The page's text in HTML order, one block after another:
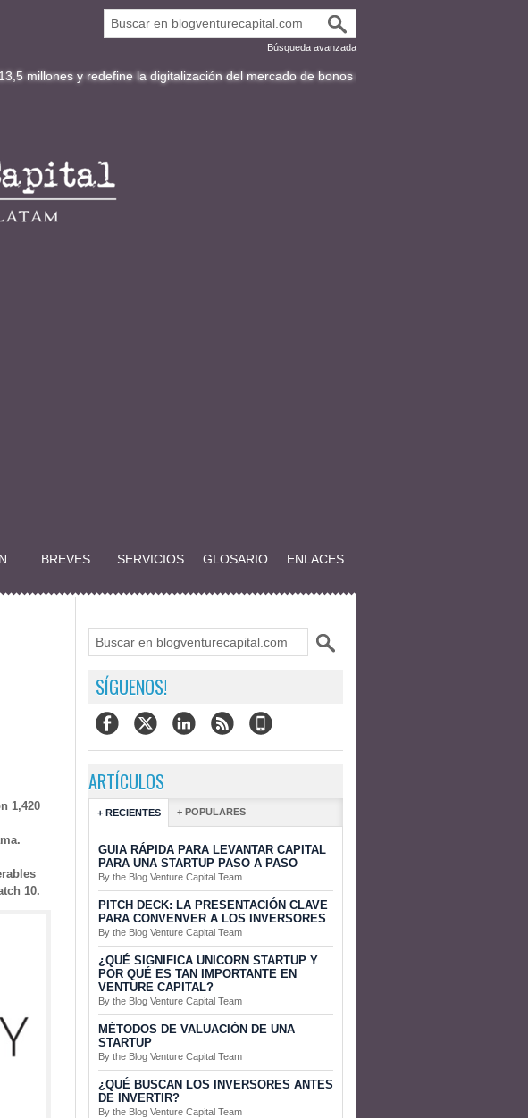
Búsqueda avanzada
redefine la digitalización del mercado de bonos en Latinoamérica
BREVES SERVICIOS GLOSARIO ENLACES
1,420
10.
SÍGUENOS!
ARTÍCULOS
+ RECIENTES + POPULARES
GUIA RÁPIDA PARA LEVANTAR CAPITAL
PARA UNA STARTUP PASO A PASO
By the Blog Venture Capital Team
PITCH DECK: LA PRESENTACIÓN CLAVE
PARA CONVENVER A LOS INVERSORES
By the Blog Venture Capital Team
¿QUÉ SIGNIFICA UNICORN STARTUP Y
POR QUÉ ES TAN IMPORTANTE EN
VENTURE CAPITAL?
By the Blog Venture Capital Team
MÉTODOS DE VALUACIÓN DE UNA
STARTUP
By the Blog Venture Capital Team
¿QUÉ BUSCAN LOS INVERSORES ANTES
DE INVERTIR?
By the Blog Venture Capital Team